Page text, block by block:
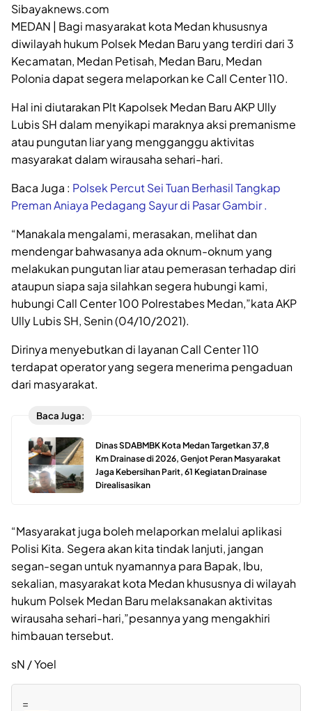
Sibayaknews.com
MEDAN | Bagi masyarakat kota Medan khususnya
diwilayah hukum Polsek Medan Baru yang terdiri dari 3
Kecamatan, Medan Petisah, Medan Baru, Medan
Polonia dapat segera melaporkan ke Call Center 110.
Hal ini diutarakan Plt Kapolsek Medan Baru AKP Ully
Lubis SH dalam menyikapi maraknya aksi premanisme
atau pungutan liar yang mengganggu aktivitas
masyarakat dalam wirausaha sehari-hari.
Baca Juga : Polsek Percut Sei Tuan Berhasil Tangkap
Preman Aniaya Pedagang Sayur di Pasar Gambir .
“Manakala mengalami, merasakan, melihat dan
mendengar bahwasanya ada oknum-oknum yang
melakukan pungutan liar atau pemerasan terhadap diri
ataupun siapa saja silahkan segera hubungi kami,
hubungi Call Center 100 Polrestabes Medan,”kata AKP
Ully Lubis SH, Senin (04/10/2021).
Dirinya menyebutkan di layanan Call Center 110
terdapat operator yang segera menerima pengaduan
dari masyarakat.
Baca Juga:
Dinas SDABMBK Kota Medan Targetkan 37,8
Km Drainase di 2026, Genjot Peran Masyarakat
Jaga Kebersihan Parit, 61 Kegiatan Drainase
Direalisasikan
“Masyarakat juga boleh melaporkan melalui aplikasi
Polisi Kita. Segera akan kita tindak lanjuti, jangan
segan-segan untuk nyamannya para Bapak, Ibu,
sekalian, masyarakat kota Medan khususnya di wilayah
hukum Polsek Medan Baru melaksanakan aktivitas
wirausaha sehari-hari,”pesannya yang mengakhiri
himbauan tersebut.
sN / Yoel
=